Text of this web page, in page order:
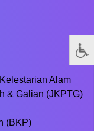
Alam
& Galian (JKPTG)
(BKP)